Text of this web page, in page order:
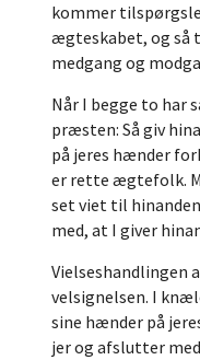
kommer
ægteskabet, og så
medgang og
Når I begge to har
præsten: Så giv
på jeres hænder
er rette ægtefolk.
set viet til
med, at I giver
Vielseshandlingen
velsignelsen. I
sine hænder på
jer og afslutter